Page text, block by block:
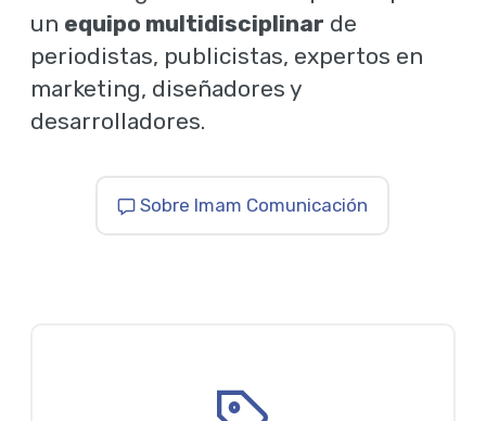
un equipo multidisciplinar de
periodistas, publicistas, expertos en
marketing, diseñadores y
desarrolladores.
Sobre Imam Comunicación